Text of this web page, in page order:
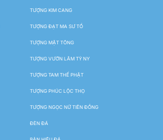
TƯỢNG KIM CANG
TƯỢNG ĐẠT MA SƯ TỔ
TƯỢNG MẬT TÔNG
TƯỢNG VƯỜN LÂM TỲ NY
TƯỢNG TAM THẾ PHẬT
TƯỢNG PHÚC LỘC THỌ
TƯỢNG NGỌC NỮ TIÊN ĐỒNG
ĐÈN ĐÁ